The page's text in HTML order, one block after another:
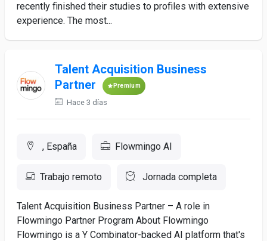
recently finished their studies to profiles with extensive
experience. The most...
Talent Acquisition Business
Partner
Premium
Hace 3 días
, España Flowmingo AI
Trabajo remoto Jornada completa
Talent Acquisition Business Partner – A role in
Flowmingo Partner Program About Flowmingo
Flowmingo is a Y Combinator-backed AI platform that's